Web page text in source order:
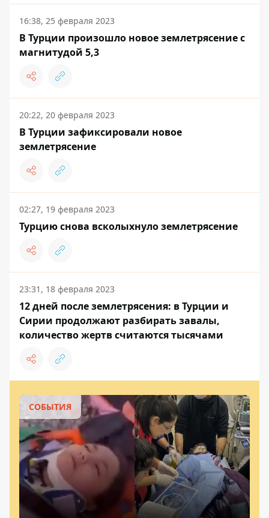
16:38, 25 февраля 2023
В Турции произошло новое землетрясение с
магнитудой 5,3
20:22, 20 февраля 2023
В Турции зафиксировали новое
землетрясение
02:27, 19 февраля 2023
Турцию снова всколыхнуло землетрясение
23:31, 18 февраля 2023
12 дней после землетрясения: в Турции и
Сирии продолжают разбирать завалы,
количество жертв считаются тысячами
СОБЫТИЯ